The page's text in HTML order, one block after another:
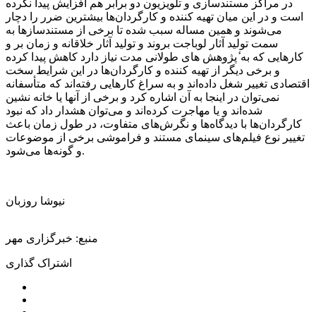
در مراکز مستندسازی و تلویزیون دو برابر هم افزایش پیدا نکرده
است و در این میان تهیه کننده و کارگردان‌ها بیشترین ضرر را دچار
می‌شوند و همین مساله سبب شده تا برخی از مستندسازها به
سمت تولید آثار لوباجت بروند و تولید آثار خلاقانه و زمان بر و
کارهایی که به ٔپژوهش های طولانی مدت نیاز دارد کاهش پیدا کرده
و برخی دیگر از تهیه کننده و کارگردان‌ها در این شرایط سخت
اقتصادی تغییر شغل داده‌اند و به سراغ کارهایی رفته‌اند که متأسفانه
نمی‌توان در اینجا به آن اشاره کرد و برخی از آنها یا خانه نشین
شده‌اند و یا مهاجرت کرده‌اند و می‌توان هشدار داد که نبود
کارگردان‌ها با دیدگاه‌ها و نگرش‌های متفاوت، در طول زمان باعث
تغییر نوع فیلم‌های سینمای مستند و فراموشی برخی از موضوعات
و گونه‌ها می‌شود.
نیوشا روزبان
منبع: خبرگزاری مهر
اشتراک گذاری